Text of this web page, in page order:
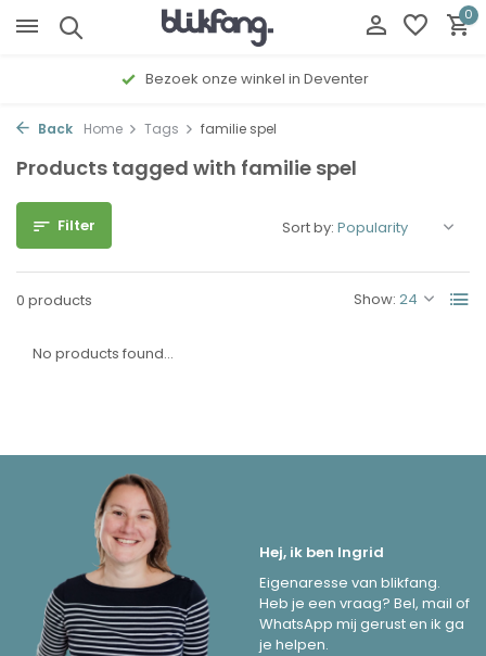
0
Bezoek onze winkel in Deventer
Back Home Tags familie spel
Products tagged with familie spel
Filter
0 products Show:
Sort by:
No products found...
Hej, ik ben Ingrid
Eigenaresse van blikfang.
Heb je een vraag? Bel, mail of
WhatsApp mij gerust en ik ga
je helpen.